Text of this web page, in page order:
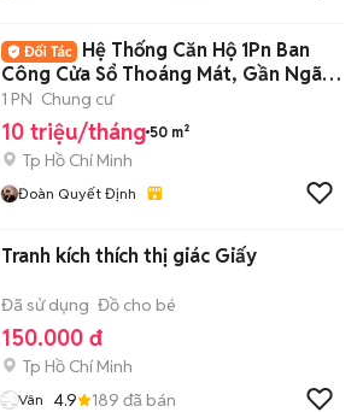
Hệ Thống Căn Hộ 1Pn Ban
Công Cửa Sổ Thoáng Mát, Gần Ngã
Tư Hàng Xanh
1 PN Chung cư
10 triệu/tháng 50 m²
Tp Hồ Chí Minh
Đoàn Quyết Định
Tranh kích thích thị giác Giấy
Đã sử dụng Đồ cho bé
150.000 đ
Tp Hồ Chí Minh
Vân 4.9 189 đã bán